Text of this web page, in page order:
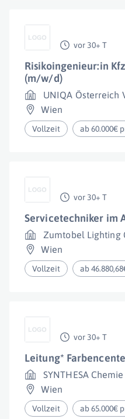
vor 30+ T
Risikoingenieur:in
(m/w/d)
UNIQA Österreich
Wien
Vollzeit ab 60.000€
vor 30+ T
Servicetechniker im
Zumtobel Lighting
Wien
Vollzeit ab
vor 30+ T
Leitung*
SYNTHESA
Wien
Vollzeit ab 65.000€